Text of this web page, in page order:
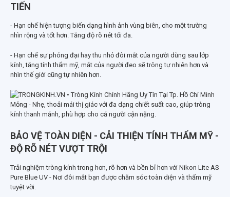
TIẾN
- Hạn chế hiện tượng biến dạng hình ảnh vùng biên, cho một trường
nhìn rộng và tốt hơn. Tăng độ rõ nét tối đa.
- Hạn chế sự phóng đại hay thu nhỏ đôi mắt của người dùng sau lớp
kính, tăng tính thẩm mỹ, mắt của người đeo sẽ trông tự nhiên hơn và
nhìn thế giới cũng tự nhiên hơn.
Mỏng - Nhẹ, thoải mái thị giác với đa dạng chiết suất cao, giúp tròng
kính thanh mảnh, phù hợp cho cả người cận nặng.
BẢO VỆ TOÀN DIỆN - CẢI THIỆN TÍNH THẨM MỸ -
ĐỘ RÕ NÉT VƯỢT TRỘI
Trải nghiệm tròng kính trong hơn, rõ hơn và bền bỉ hơn với Nikon Lite AS
Pure Blue UV - Nơi đôi mắt bạn được chăm sóc toàn diện và thẩm mỹ
tuyệt vời.